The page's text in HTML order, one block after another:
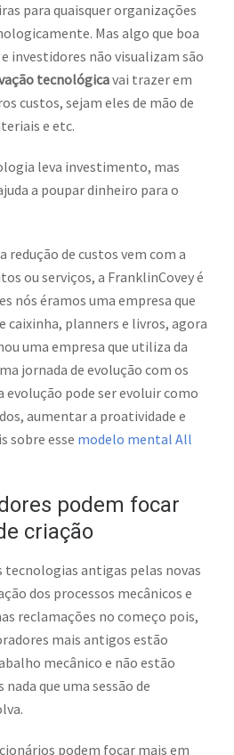
para quaisquer organizações
Mas algo que boa
investidores não visualizam são
tecnológicavai trazer em
custos, sejam eles de mão de
e etc.
leva investimento, mas
a poupar dinheiro para o
redução de custos vem com a
ou serviços, a FranklinCovey é
nós éramos uma empresa que
caixinha, planners e livros, agora
uma empresa que utiliza da
jornada de evolução com os
evolução pode ser evoluir como
aumentar a proatividade e
sobre esse modelo mental All
podem focar
criação
tecnologias antigas pelas novas
dos processos mecânicos e
reclamações no começo pois,
mais antigos estão
mecânico e não estão
que uma sessão de
podem focar mais em